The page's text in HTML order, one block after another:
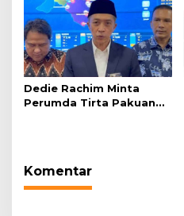
Dedie Rachim Minta
Perumda Tirta Pakuan
Komentar